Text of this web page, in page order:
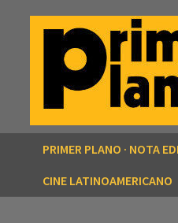
PRIMER PLANO · NOTA
CINE LATINOAMERICANO